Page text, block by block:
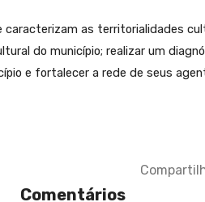
as territorialidades
do município; realizar um
e fortalecer a rede de seus
Comentários